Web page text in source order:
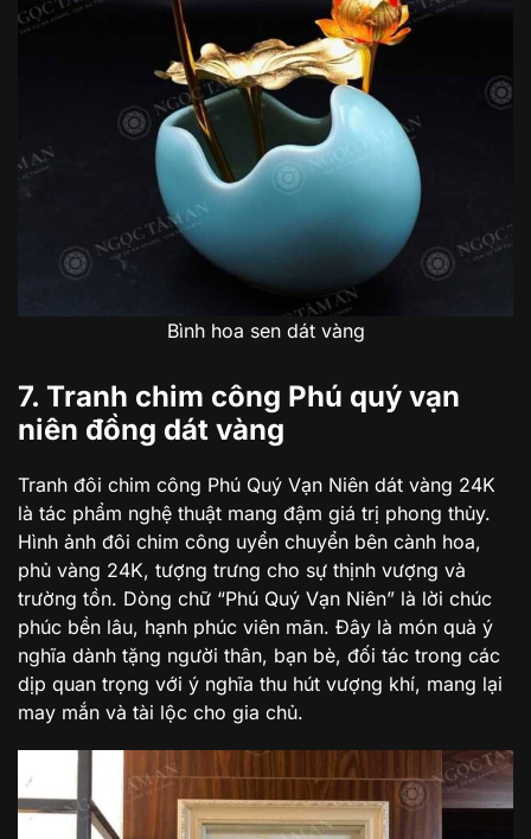
Bình hoa sen dát vàng
7. Tranh chim công Phú quý vạn
niên đồng dát vàng
Tranh đôi chim công Phú Quý Vạn Niên dát vàng 24K
là tác phẩm nghệ thuật mang đậm giá trị phong thủy.
Hình ảnh đôi chim công uyển chuyển bên cành hoa,
phủ vàng 24K, tượng trưng cho sự thịnh vượng và
trường tồn. Dòng chữ “Phú Quý Vạn Niên” là lời chúc
phúc bền lâu, hạnh phúc viên mãn. Đây là món quà ý
nghĩa dành tặng người thân, bạn bè, đối tác trong các
dịp quan trọng với ý nghĩa thu hút vượng khí, mang lại
may mắn và tài lộc cho gia chủ.